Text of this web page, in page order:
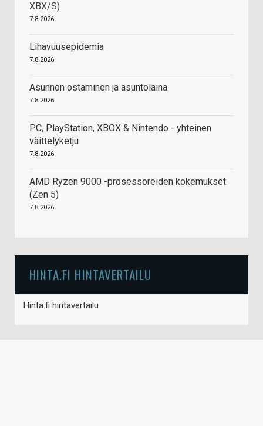
XBX/S)
7.8.2026
Lihavuusepidemia
7.8.2026
Asunnon ostaminen ja asuntolaina
7.8.2026
PC, PlayStation, XBOX & Nintendo - yhteinen
väittelyketju
7.8.2026
AMD Ryzen 9000 -prosessoreiden kokemukset
(Zen 5)
7.8.2026
HINTA.FI HINTAVERTAILU
Hinta.fi hintavertailu